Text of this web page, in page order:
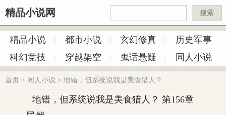
精品小说网 搜索
精品小说 都市小说 玄幻修真
历史军事
科幻竞技
穿越架空 鬼话悬疑 同人小说
首页 > 同人小说 > 地错，但系统说我是美食猎人？
地错，但系统说我是美食猎人？ 第156章